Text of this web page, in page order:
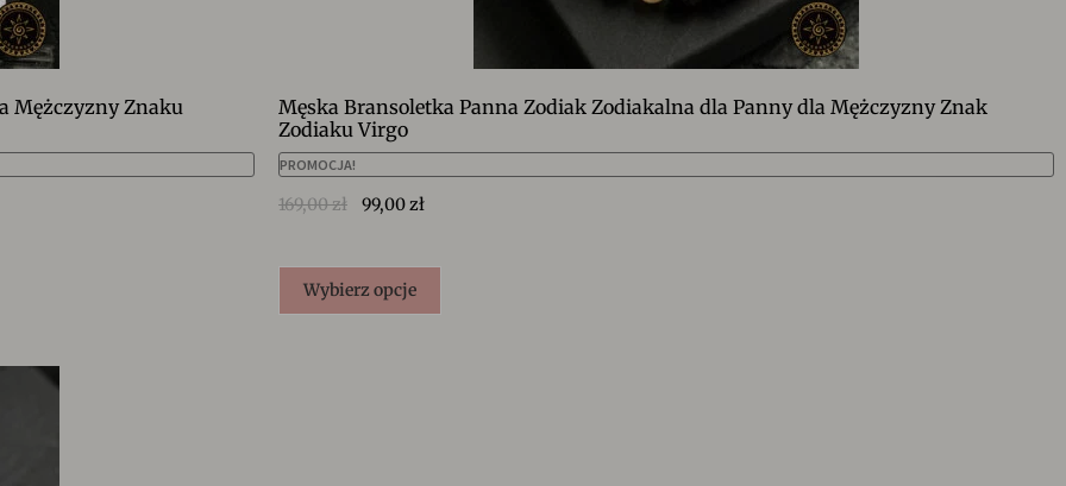
Mężczyzny Znaku
Męska Bransoletka Panna Zodiak Zodiakalna dla Panny dla Mężczyzny Znak
Zodiaku Virgo
PROMOCJA!
169,00zł 99,00zł
Wybierz opcje